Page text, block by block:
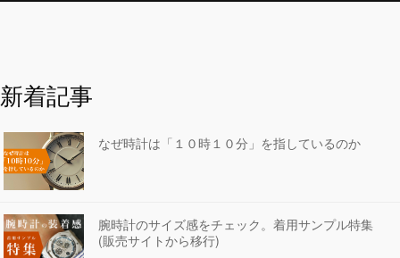
新着記事
なぜ時計は「１０時１０分」を指しているのか
腕時計のサイズ感をチェック。着用サンプル特集
(販売サイトから移行)